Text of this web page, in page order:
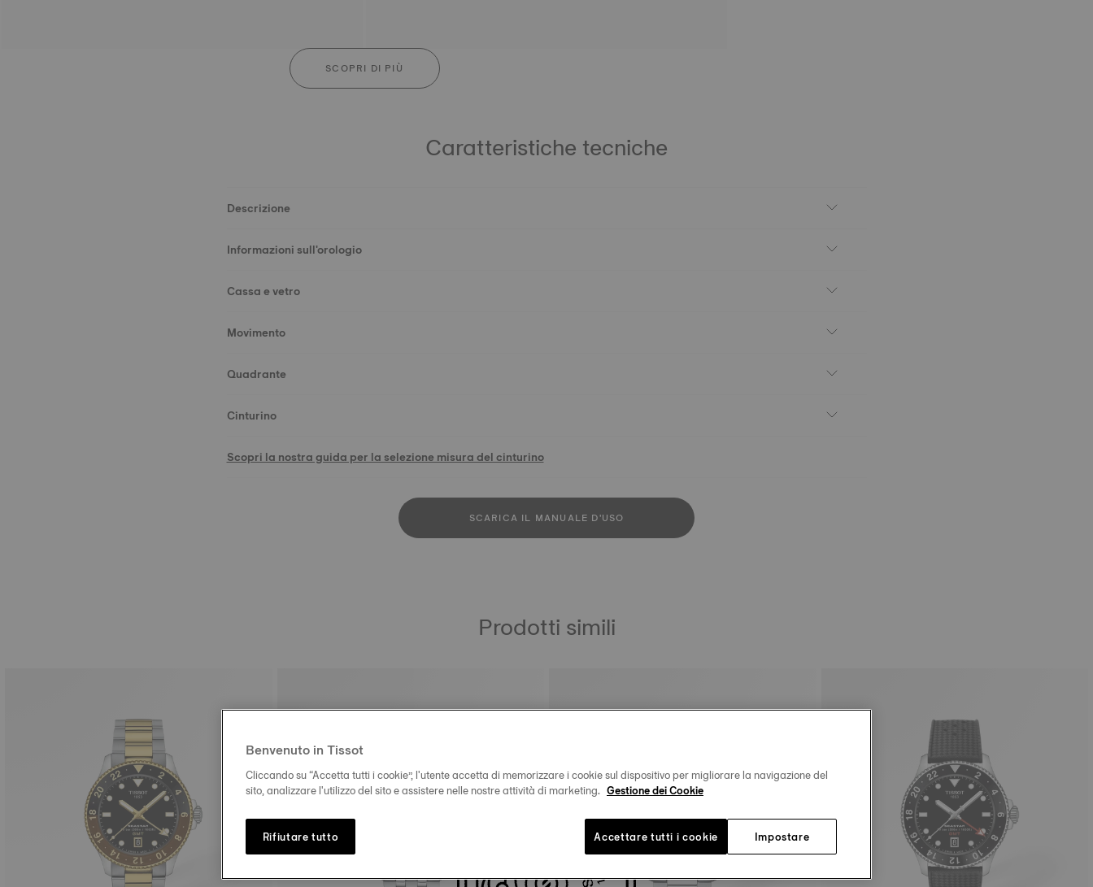
SCOPRI DI PIÙ
Caratteristiche tecniche
Descrizione
Informazioni sull'orologio
Cassa e vetro
Movimento
Quadrante
Cinturino
Scopri la nostra guida per la selezione misura del cinturino
SCARICA IL MANUALE D'USO
Prodotti simili
Benvenuto in Tissot
Cliccando su “Accetta tutti i cookie”, l'utente accetta di memorizzare i cookie sul dispositivo per migliorare la navigazione del
sito, analizzare l'utilizzo del sito e assistere nelle nostre attività di marketing. Gestione dei Cookie
Impostare
Rifiutare tutto Accettare tutti i cookie